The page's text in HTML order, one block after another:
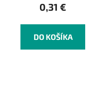
0,31 €
DO KOŠÍKA